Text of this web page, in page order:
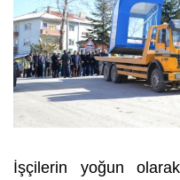
İşçilerin yoğun